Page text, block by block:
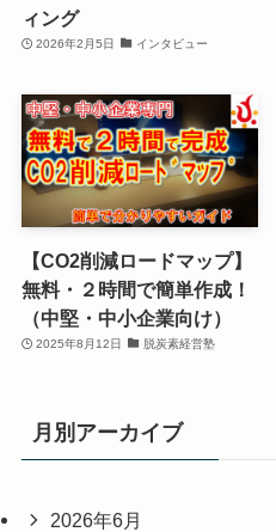
ィング
2026年2月5日 インタビュー
【CO2削減ロードマップ】
無料・２時間で簡単作成！
（中堅・中小企業向け）
2025年8月12日 脱炭素経営塾
月別アーカイブ
2026年6月